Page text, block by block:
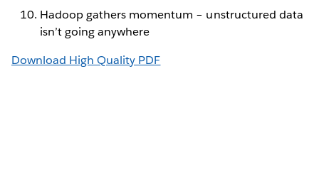
Hadoop gathers momentum – unstructured data
isn’t going anywhere
Download High Quality PDF